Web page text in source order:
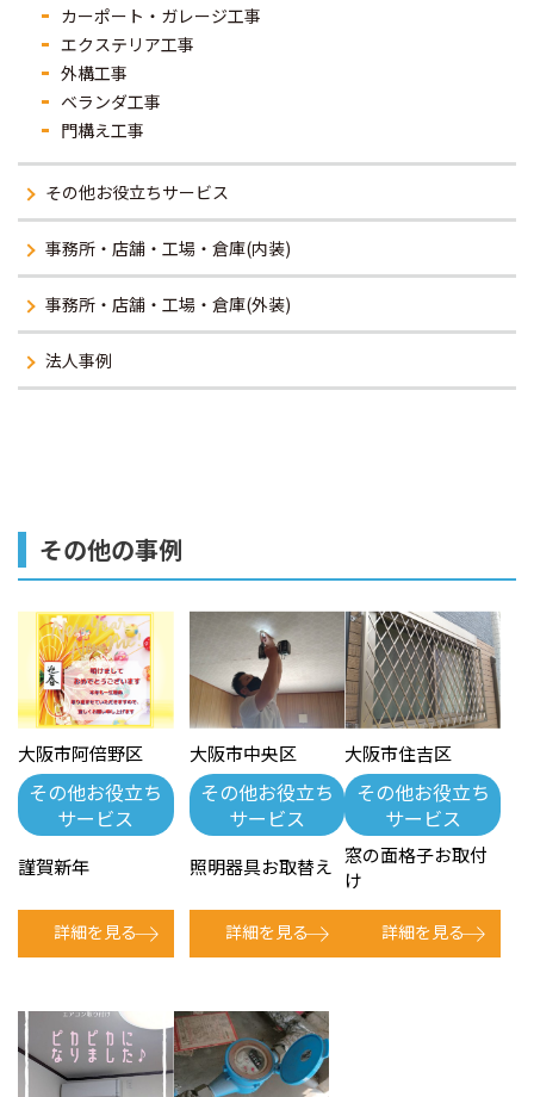
カーポート・ガレージ工事
エクステリア工事
外構工事
ベランダ工事
門構え工事
その他お役立ちサービス
事務所・店舗・工場・倉庫(内装)
事務所・店舗・工場・倉庫(外装)
法人事例
その他の事例
大阪市阿倍野区
その他お役立ち
サービス
謹賀新年
詳細を見る
大阪市中央区
その他お役立ち
サービス
照明器具お取替え
詳細を見る
大阪市住吉区
その他お役立ち
サービス
窓の面格子お取付
け
詳細を見る